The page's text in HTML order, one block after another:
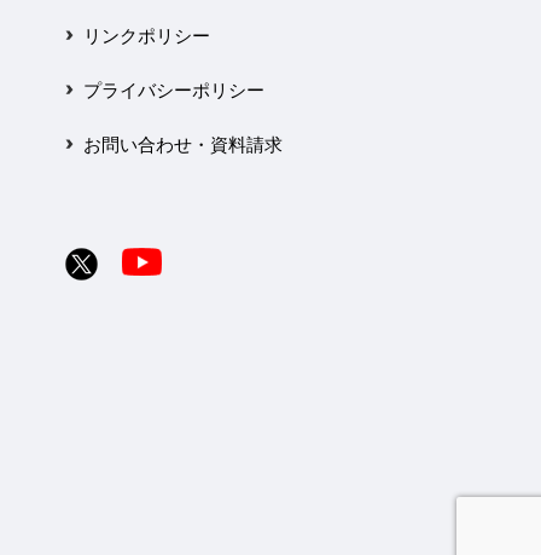
リンクポリシー
プライバシーポリシー
お問い合わせ・資料請求